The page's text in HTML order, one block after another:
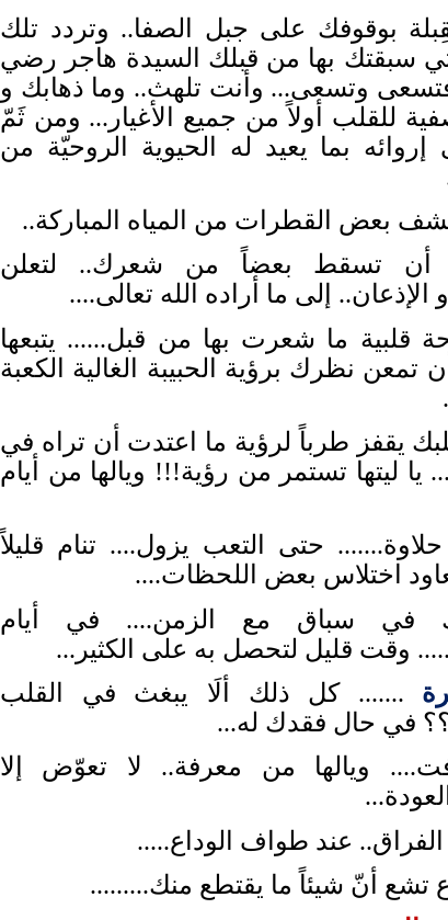
بوقوفك على جبل الصفا.. وتردد تلك
سبقتك بها من قبلك السيدة هاجر رضي
فتسعى وتسعى... وأنت تلهث.. وما ذهابك و
للقلب أولاً من جميع الأغيار... ومن ثَمّ
إروائه بما يعيد له الحيوية الروحيّة من
بعض القطرات من المياه المباركة..
أن تسقط بعضاً من شعرك.. لتعلن
الإذعان.. إلى ما أراده الله تعالى....
قلبية ما شعرت بها من قبل...... يتبعها
نظرك برؤية الحبيبة الغالية الكعبة
يقفز طرباً لرؤية ما اعتدت أن تراه في
يا ليتها تستمر من رؤية!!! ويالها من أيام
حتى التعب يزول.... تنام قليلاً
اختلاس بعض اللحظات....
في سباق مع الزمن.... في أيام
وقت قليل لتحصل به على الكثير...
....... كل ذلك ألَا يبغث في القلب
في حال فقدك له...
ويالها من معرفة.. لا تعوّض إلا
الفراق.. عند طواف الوداع.....
تشع أنّ شيئاً ما يقتطع منك.........